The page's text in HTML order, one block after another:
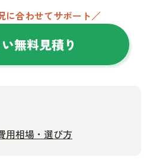
に合わせてサポート／
無料見積り
用相場・選び方